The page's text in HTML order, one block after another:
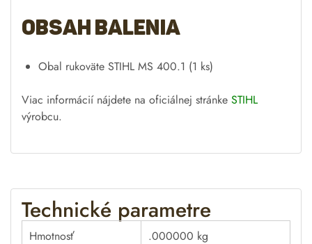
Obsah balenia
Obal rukoväte STIHL MS 400.1 (1 ks)
Viac informácií nájdete na oficiálnej stránke STIHL
výrobcu.
Technické parametre
Hmotnosť .000000 kg